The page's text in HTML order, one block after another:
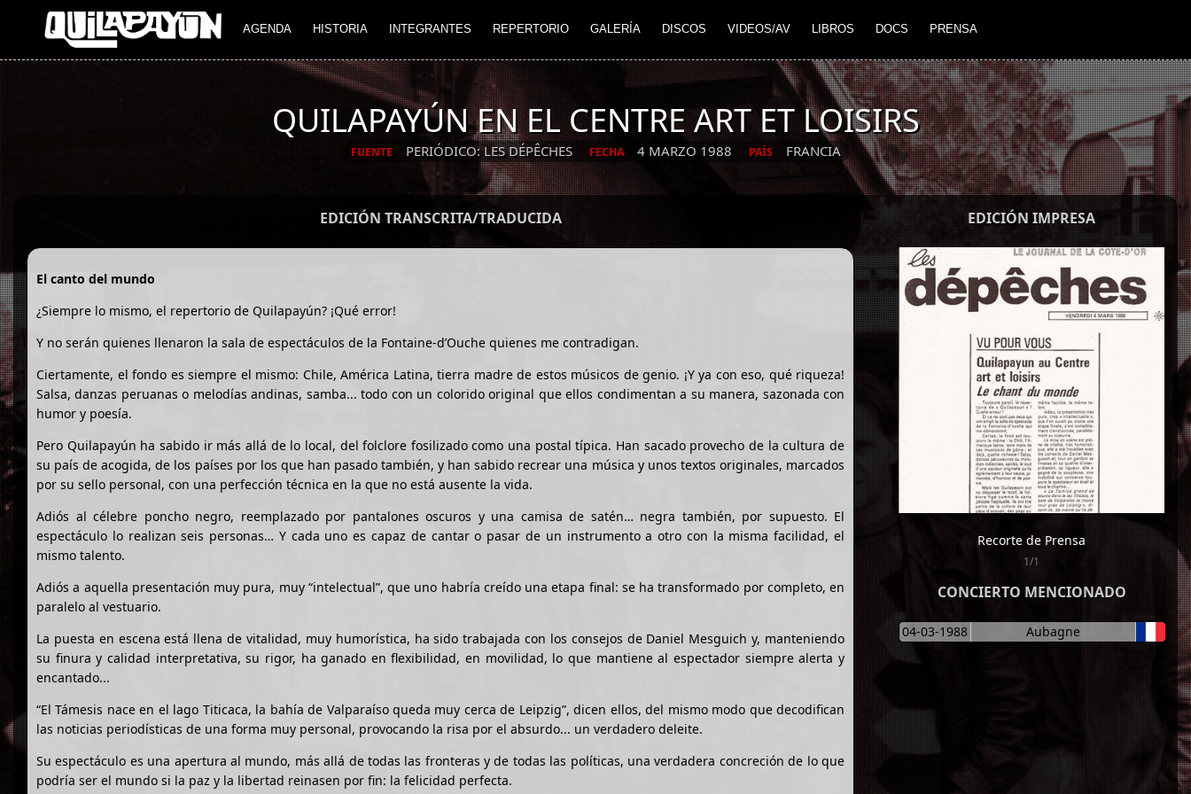
AGENDA HISTORIA INTEGRANTES REPERTORIO GALERÍA DISCOS VIDEOS/AV LIBROS DOCS PRENSA
QUILAPAYÚN EN EL CENTRE ART ET LOISIRS
FUENTE PERIÓDICO: LES DÉPÊCHES FECHA 4 MARZO 1988 PAÍS FRANCIA
EDICIÓN TRANSCRITA/TRADUCIDA
El canto del mundo
¿Siempre lo mismo, el repertorio de Quilapayún? ¡Qué error!
Y no serán quienes llenaron la sala de espectáculos de la Fontaine-d’Ouche quienes me contradigan.
Ciertamente, el fondo es siempre el mismo: Chile, América Latina, tierra madre de estos músicos de genio. ¡Y ya con eso, qué riqueza!
Salsa, danzas peruanas o melodías andinas, samba... todo con un colorido original que ellos condimentan a su manera, sazonada con
humor y poesía.
Pero Quilapayún ha sabido ir más allá de lo local, del folclore fosilizado como una postal típica. Han sacado provecho de la cultura de
su país de acogida, de los países por los que han pasado también, y han sabido recrear una música y unos textos originales, marcados
por su sello personal, con una perfección técnica en la que no está ausente la vida.
Adiós al célebre poncho negro, reemplazado por pantalones oscuros y una camisa de satén… negra también, por supuesto. El
espectáculo lo realizan seis personas… Y cada uno es capaz de cantar o pasar de un instrumento a otro con la misma facilidad, el
mismo talento.
Adiós a aquella presentación muy pura, muy “intelectual”, que uno habría creído una etapa final: se ha transformado por completo, en
paralelo al vestuario.
La puesta en escena está llena de vitalidad, muy humorística, ha sido trabajada con los consejos de Daniel Mesguich y, manteniendo
su finura y calidad interpretativa, su rigor, ha ganado en flexibilidad, en movilidad, lo que mantiene al espectador siempre alerta y
encantado...
“El Támesis nace en el lago Titicaca, la bahía de Valparaíso queda muy cerca de Leipzig”, dicen ellos, del mismo modo que decodifican
las noticias periodísticas de una forma muy personal, provocando la risa por el absurdo... un verdadero deleite.
Su espectáculo es una apertura al mundo, más allá de todas las fronteras y de todas las políticas, una verdadera concreción de lo que
podría ser el mundo si la paz y la libertad reinasen por fin: la felicidad perfecta.
EDICIÓN IMPRESA
Recorte de Prensa
1/1
CONCIERTO MENCIONADO
04-03-1988 Aubagne